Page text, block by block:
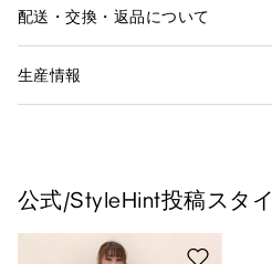
配送・交換・返品について
生産情報
公式/StyleHint投稿スタ